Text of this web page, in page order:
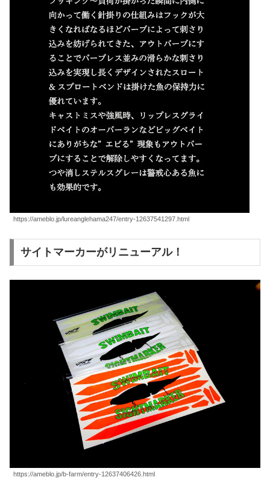
https://ameblo.jp/lureanglehama247/entry-12637541297.html
サイトマーカーがリニューアル！
https://ameblo.jp/b-farm/entry-12637406426.html